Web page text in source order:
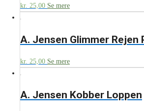
kr. 25,00 Se mere
A. Jensen Glimmer Rejen
kr. 25,00 Se mere
A. Jensen Kobber Loppen